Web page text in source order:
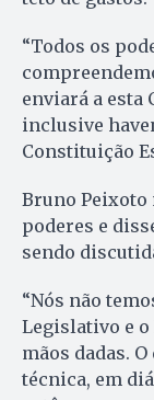
“Todos os
enviará a esta
inclusive
Constituição
Bruno Peixoto
poderes e
sendo
“Nós não
Legislativo e o
mãos dadas.
técnica, em